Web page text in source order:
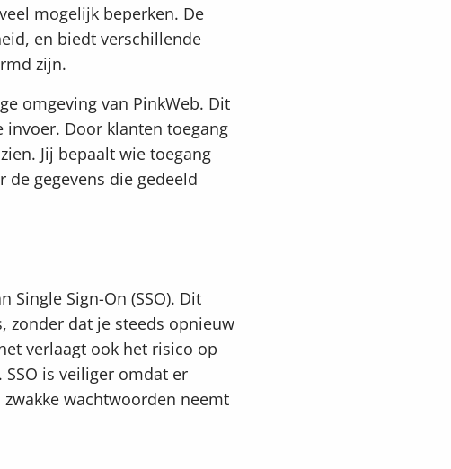
mogelijk beperken. De
en biedt verschillende
zijn.
omgeving van PinkWeb. Dit
Door klanten toegang
Jij bepaalt wie toegang
gegevens die gedeeld
Sign-On (SSO). Dit
zonder dat je steeds opnieuw
verlaagt ook het risico op
is veiliger omdat er
wachtwoorden neemt